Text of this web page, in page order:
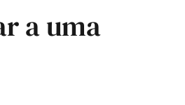
a uma